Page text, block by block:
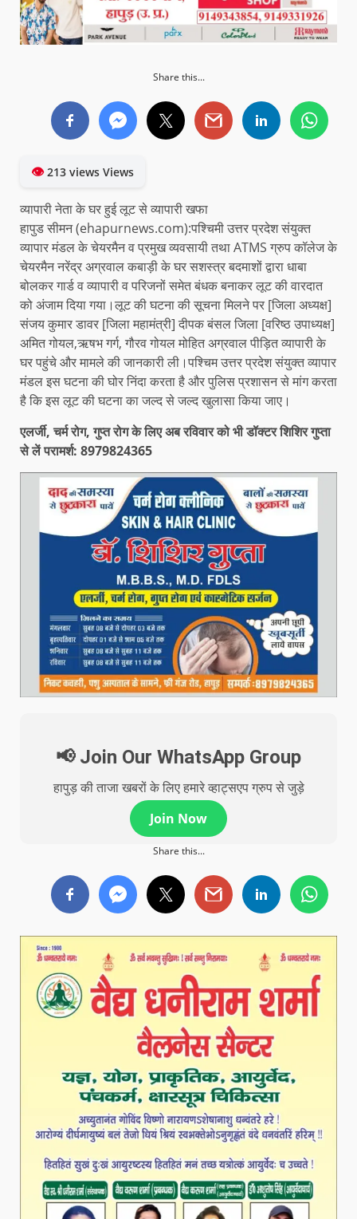
Share this...
👁213 views Views
व्यापारी नेता के घर हुई लूट से व्यापारी खफा
हापुड सीमन (ehapurnews.com):पश्चिमी उत्तर प्रदेश संयुक्त
व्यापार मंडल के चेयरमैन व प्रमुख व्यवसायी तथा ATMS ग्रुप कॉलेज के
चेयरमैन नरेंद्र अग्रवाल कबाड़ी के घर सशस्त्र बदमाशों द्वारा धाबा
बोलकर गार्ड व व्यापारी व परिजनों समेत बंधक बनाकर लूट की वारदात
को अंजाम दिया गया।लूट की घटना की सूचना मिलने पर [जिला अध्यक्ष]
संजय कुमार डावर [जिला महामंत्री] दीपक बंसल जिला [वरिष्ठ उपाध्यक्ष]
अमित गोयल,ऋषभ गर्ग, गौरव गोयल मोहित अग्रवाल पीड़ित व्यापारी के
घर पहुंचे और मामले की जानकारी ली।पश्चिम उत्तर प्रदेश संयुक्त व्यापार
मंडल इस घटना की घोर निंदा करता है और पुलिस प्रशासन से मांग करता
है कि इस लूट की घटना का जल्द से जल्द खुलासा किया जाए।
एलर्जी, चर्म रोग, गुप्त रोग के लिए अब रविवार को भी डॉक्टर शिशिर गुप्ता
से लें परामर्श: 8979824365
📢 Join Our WhatsApp Group
हापुड़ की ताजा खबरों के लिए हमारे व्हाट्सएप ग्रुप से जुड़े
Join Now
Share this...